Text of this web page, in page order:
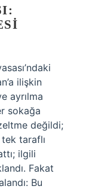
ilişkin
ayrılma
sokağa
değildi;
tek taraflı
ilgili
Fakat
Bu